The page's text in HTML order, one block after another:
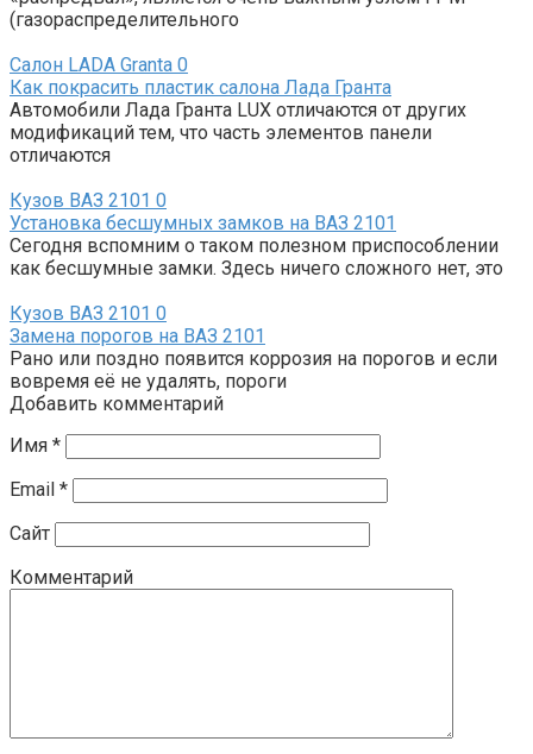
(газораспределительного
Салон LADA Granta 0
Как покрасить пластик салона Лада Гранта
Автомобили Лада Гранта LUX отличаются от других
модификаций тем, что часть элементов панели
отличаются
Кузов ВАЗ 2101 0
Установка бесшумных замков на ВАЗ 2101
Сегодня вспомним о таком полезном приспособлении
как бесшумные замки. Здесь ничего сложного нет, это
Кузов ВАЗ 2101 0
Замена порогов на ВАЗ 2101
Рано или поздно появится коррозия на порогов и если
вовремя её не удалять, пороги
Добавить комментарий
Имя *
Email *
Сайт
Комментарий